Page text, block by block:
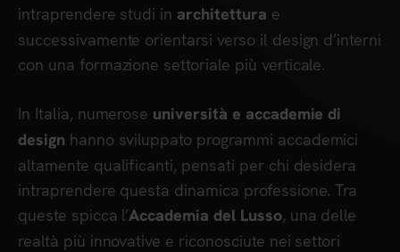
intraprendere studi in architettura e
successivamente orientarsi verso il design d’interni
con una formazione settoriale più verticale.
In Italia, numerose università e accademie di
design hanno sviluppato programmi accademici
altamente qualificanti, pensati per chi desidera
intraprendere questa dinamica professione. Tra
queste spicca l’Accademia del Lusso, una delle
realtà più innovative e riconosciute nei settori